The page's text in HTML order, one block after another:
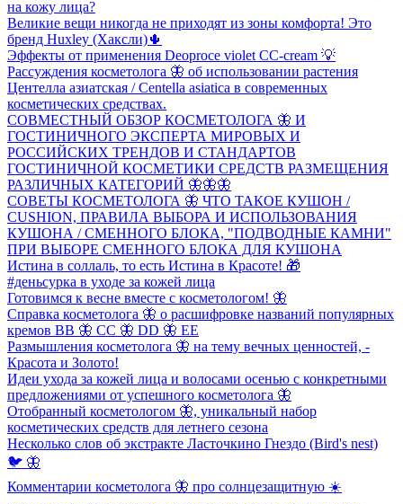
на кожу лица?
Великие вещи никогда не приходят из зоны комфорта! Это
бренд Huxley (Хаксли)🌵
Эффекты от применения Deoproce violet CC-сream 💡
Рассуждения косметолога 🦋 об использовании растения
Центелла азиатская / Centella asiatica в современных
косметических средствах.
СОВМЕСТНЫЙ ОБЗОР КОСМЕТОЛОГА 🦋 И
ГОСТИНИЧНОГО ЭКСПЕРТА МИРОВЫХ И
РОССИЙСКИХ ТРЕНДОВ И СТАНДАРТОВ
ГОСТИНИЧНОЙ КОСМЕТИКИ СРЕДСТВ РАЗМЕЩЕНИЯ
РАЗЛИЧНЫХ КАТЕГОРИЙ 🦋🦋🦋
СОВЕТЫ КОСМЕТОЛОГА 🦋 ЧТО ТАКОЕ КУШОН /
CUSHION, ПРАВИЛА ВЫБОРА И ИСПОЛЬЗОВАНИЯ
КУШОНА / СМЕННОГО БЛОКА, "ПОДВОДНЫЕ КАМНИ"
ПРИ ВЫБОРЕ СМЕННОГО БЛОКА ДЛЯ КУШОНА
Истина в соллаль, то есть Истина в Красоте! 🎁
#деньсурка в уходе за кожей лица
Готовимся к весне вместе с косметологом! 🦋
Справка косметолога 🦋 о расшифровке названий популярных
кремов ВВ 🦋 СС 🦋 DD 🦋 EE
Размышления косметолога 🦋 на тему вечных ценностей, -
Красота и Золото!
Идеи ухода за кожей лица и волосами осенью с конкретными
предложениями от успешного косметолога 🦋
Отобранный косметологом 🦋, уникальный набор
косметических средств для летнего сезона
Несколько слов об экстракте Ласточкино Гнездо (Bird's nest)
🐦 🦋
Комментарии косметолога 🦋 про солнцезащитную ☀️